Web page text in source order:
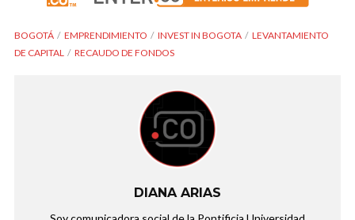
BOGOTÁ EMPRENDIMIENTO INVEST IN BOGOTA
LEVANTAMIENTO
DE CAPITAL
RECAUDO DE FONDOS
DIANA ARIAS